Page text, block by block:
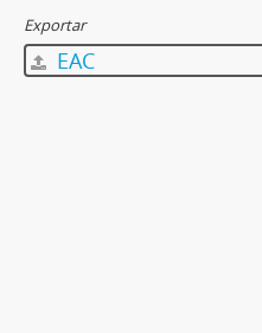
Exportar
EAC